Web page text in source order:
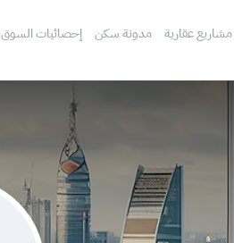
مشاريع عقارية مدونة سكن إحصائيات السوق